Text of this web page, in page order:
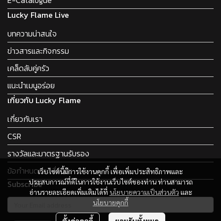
เว็บไซต์นี้มีการใช้งานคุกกี้ เพื่อเพิ่มประสิทธิภาพและ
ประสบการณ์ที่ดีในการใช้งานเว็บไซต์ของท่าน ท่านสามารถ
อ่านรายละเอียดเพิ่มเติมได้ที่ นโยบายความเป็นส่วนตัว และ
นโยบายคุกกี้
Lucky Flame Live
บทความน่าสนใจ
ข่าวสารและกิจกรรม
เคล็ดลับคู่ครัว
แนะนำเมนูอร่อย
เกี่ยวกับ Lucky Flame
เกี่ยวกับเรา
CSR
รางวัลและมาตรฐานรับรอง
ข้อกำหนดและเงื่อนไข
Subscribe